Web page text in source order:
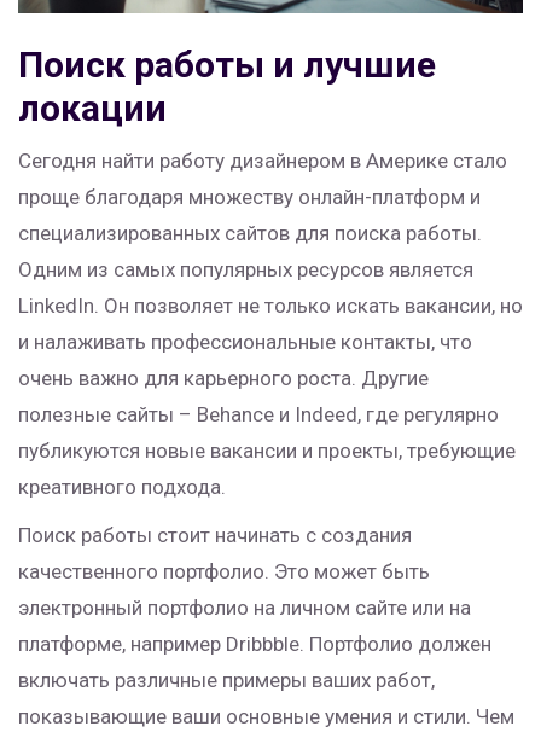
Поиск работы и лучшие
локации
Сегодня найти работу дизайнером в Америке стало
проще благодаря множеству онлайн-платформ и
специализированных сайтов для поиска работы.
Одним из самых популярных ресурсов является
LinkedIn. Он позволяет не только искать вакансии, но
и налаживать профессиональные контакты, что
очень важно для карьерного роста. Другие
полезные сайты – Behance и Indeed, где регулярно
публикуются новые вакансии и проекты, требующие
креативного подхода.
Поиск работы стоит начинать с создания
качественного портфолио. Это может быть
электронный портфолио на личном сайте или на
платформе, например Dribbble. Портфолио должен
включать различные примеры ваших работ,
показывающие ваши основные умения и стили. Чем